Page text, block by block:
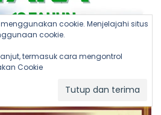
menggunakan cookie. Menjelajahi situs
cookie.
termasuk cara mengontrol
Cookie